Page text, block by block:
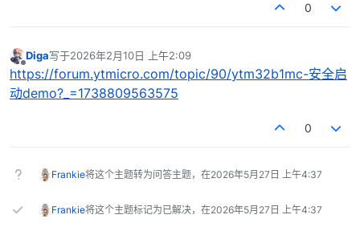
0
离线
Diga写于2026年2月10日 上午2:09
最后由 编辑
https://forum.ytmicro.com/topic/90/ytm32b1mc-安全启
动demo?_=1738809563575
0
Frankie将这个主题转为问答主题，在2026年5月27日 上午4:37
Frankie将这个主题标记为已解决，在2026年5月27日 上午4:37